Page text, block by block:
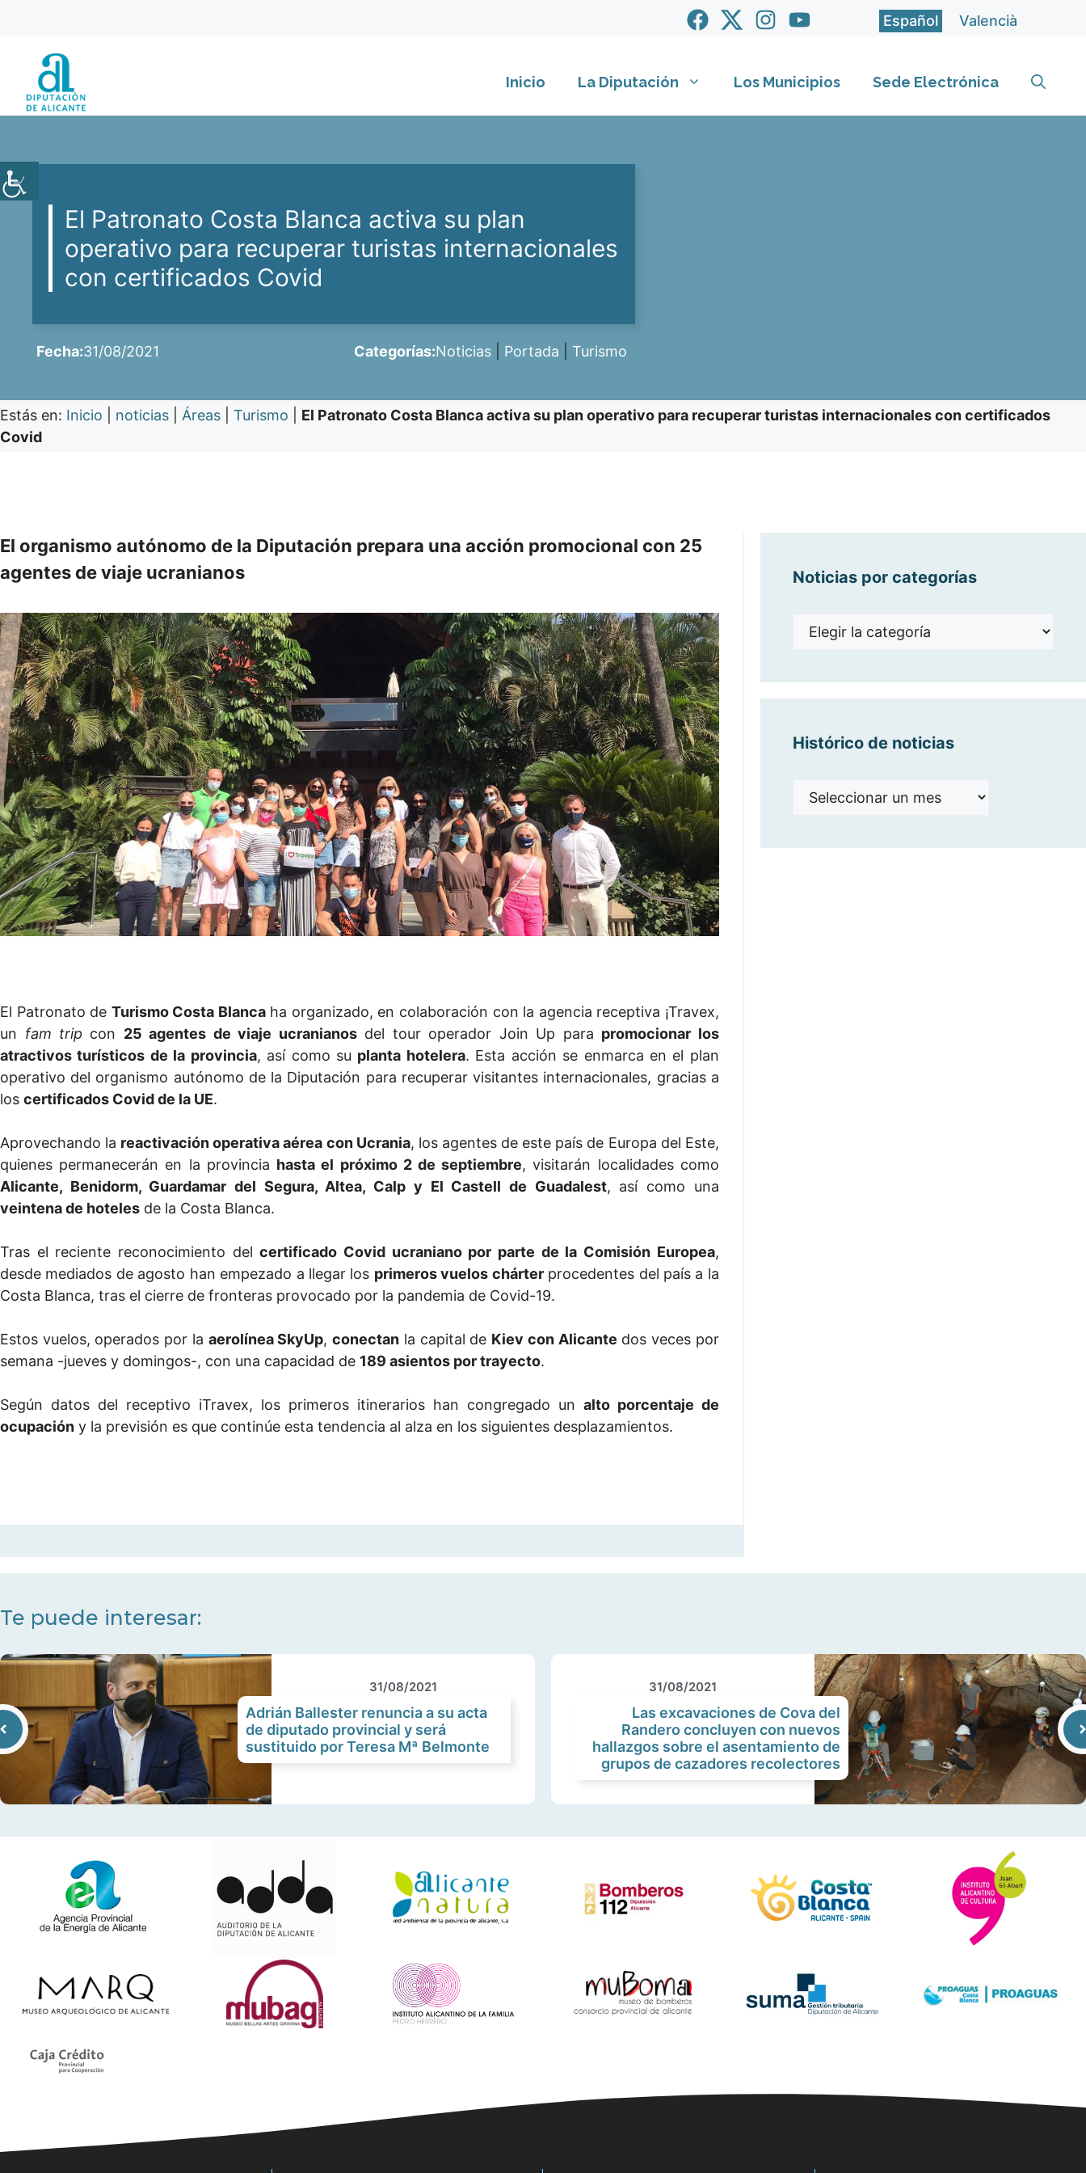
contenido
Español Valencià
Inicio La Diputación Los Municipios Sede Electrónica
El Patronato Costa Blanca activa su plan
operativo para recuperar turistas internacionales
con certificados Covid
Fecha:31/08/2021 Categorías:Noticias Portada Turismo
Estás en: Inicio noticias Áreas Turismo
El Patronato Costa Blanca activa su plan operativo para recuperar turistas internacionales con certificados
Covid
El organismo autónomo de la Diputación prepara una acción promocional con 25
agentes de viaje ucranianos
El Patronato de Turismo Costa Blancaha organizado, en colaboración con la agencia receptiva ¡Travex,
un fam trip con 25 agentes de viaje ucranianosdel tour operador Join Up para promocionar los
atractivos turísticos de la provincia, así como su planta hotelera. Esta acción se enmarca en el plan
operativo del organismo autónomo de la Diputación para recuperar visitantes internacionales, gracias a
los certificados Covid de la UE.
Aprovechando la reactivación operativa aérea con Ucrania, los agentes de este país de Europa del Este,
quienes permanecerán en la provincia hasta el próximo 2 de septiembre, visitarán localidades como
Alicante, Benidorm, Guardamar del Segura, Altea, Calp y El Castell de Guadalest, así como una
veintena de hoteles de la Costa Blanca.
Tras el reciente reconocimiento delcertificado Covid ucraniano por parte de la Comisión Europea,
desde mediados de agosto han empezado a llegar los primeros vuelos chárterprocedentes del país a la
Costa Blanca, tras el cierre de fronteras provocado por la pandemia de Covid-19.
Estos vuelos, operados por la aerolínea SkyUp,conectan la capital de Kiev con Alicante dos veces por
semana -jueves y domingos-, con una capacidad de 189 asientos por trayecto.
Según datos del receptivo iTravex, los primeros itinerarios han congregado un alto porcentaje de
ocupación y la previsión es que continúe esta tendencia al alza en los siguientes desplazamientos.
Noticias por categorías
Noticias
Histórico de noticias
Histórico
Te puede interesar:
31/08/2021
Adrián Ballester renuncia a su acta
de diputado provincial y será
sustituido por Teresa Mª Belmonte
31/08/2021
Las excavaciones de Cova del
Randero concluyen con nuevos
hallazgos sobre el asentamiento de
grupos de cazadores recolectores